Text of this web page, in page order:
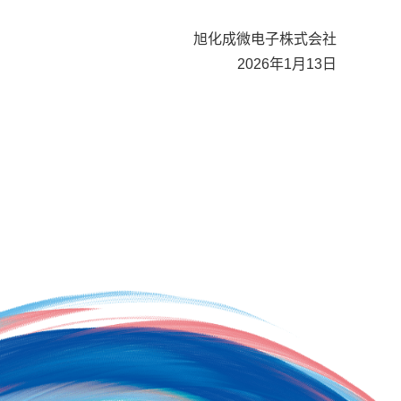
旭化成微电子株式会社
2026年1月13日